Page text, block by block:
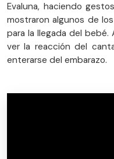
Evaluna, haciendo
mostraron algunos de
para la llegada del
ver la reacción del
enterarse del embarazo.